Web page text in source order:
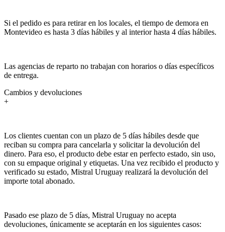
Si el pedido es para retirar en los locales, el tiempo de demora en
Montevideo es hasta 3 días hábiles y al interior hasta 4 días hábiles.
Las agencias de reparto no trabajan con horarios o días específicos
de entrega.
Cambios y devoluciones
+
Los clientes cuentan con un plazo de 5 días hábiles desde que
reciban su compra para cancelarla y solicitar la devolución del
dinero. Para eso, el producto debe estar en perfecto estado, sin uso,
con su empaque original y etiquetas. Una vez recibido el producto y
verificado su estado, Mistral Uruguay realizará la devolución del
importe total abonado.
Pasado ese plazo de 5 días, Mistral Uruguay no acepta
devoluciones, únicamente se aceptarán en los siguientes casos: